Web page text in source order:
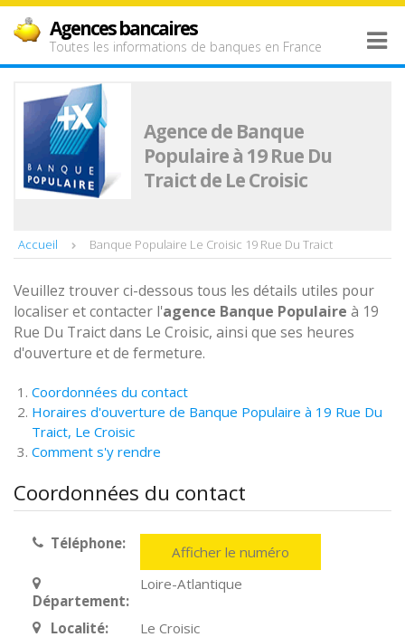
Agences bancaires
Toutes les informations de banques en France
Agence de Banque
Populaire à 19 Rue Du
Traict de Le Croisic
Accueil Banque Populaire Le Croisic 19 Rue Du Traict
Veuillez trouver ci-dessous tous les détails utiles pour
localiser et contacter l'agence Banque Populaire à 19
Rue Du Traict dans Le Croisic, ainsi que ses heures
d'ouverture et de fermeture.
Coordonnées du contact
Horaires d'ouverture de Banque Populaire à 19 Rue Du
Traict, Le Croisic
Comment s'y rendre
Coordonnées du contact
Téléphone: Afficher le numéro
Département:
Loire-Atlantique
Localité:
Le Croisic